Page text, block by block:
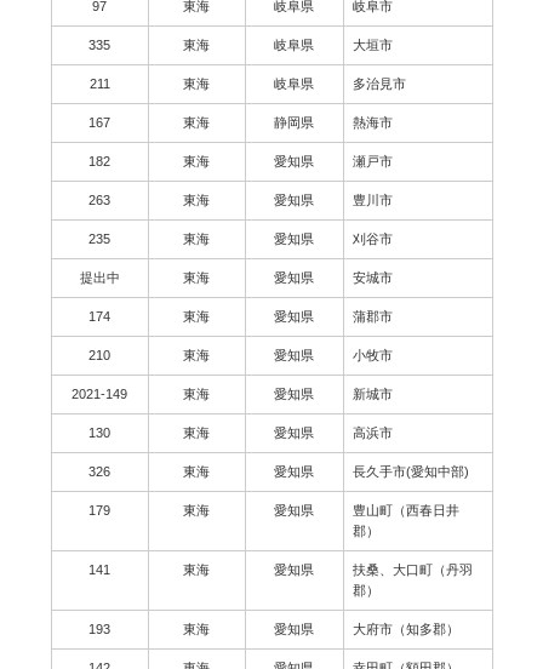
97 東海 岐阜県 岐阜市
335 東海 岐阜県 大垣市
211 東海 岐阜県 多治見市
167 東海 静岡県 熱海市
182 東海 愛知県 瀬戸市
263 東海 愛知県 豊川市
235 東海 愛知県 刈谷市
提出中 東海 愛知県 安城市
174 東海 愛知県 蒲郡市
210 東海 愛知県 小牧市
2021-149 東海 愛知県 新城市
130 東海 愛知県 高浜市
326 東海 愛知県 長久手市(愛知中部)
179 東海 愛知県
豊山町（西春日井
郡）
141 東海 愛知県
扶桑、大口町（丹羽
郡）
193 東海 愛知県 大府市（知多郡）